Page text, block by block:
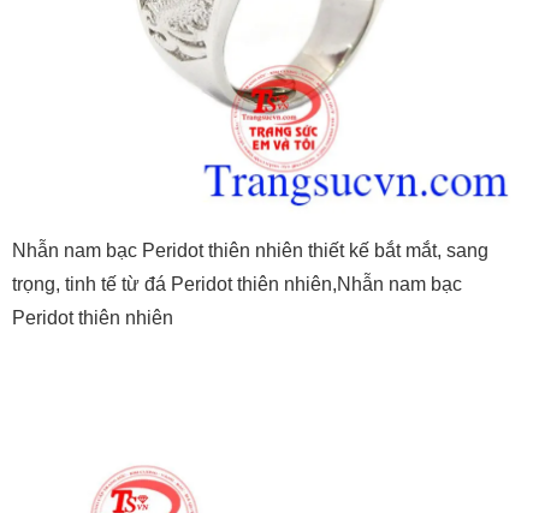
Nhẫn nam bạc Peridot thiên nhiên thiết kế bắt mắt, sang
trọng, tinh tế từ đá Peridot thiên nhiên,Nhẫn nam bạc
Peridot thiên nhiên